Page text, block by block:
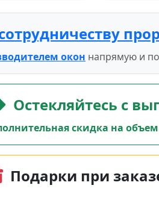
окон напрямую и
Остекляйтесь с
скидка на объем
Подарки при